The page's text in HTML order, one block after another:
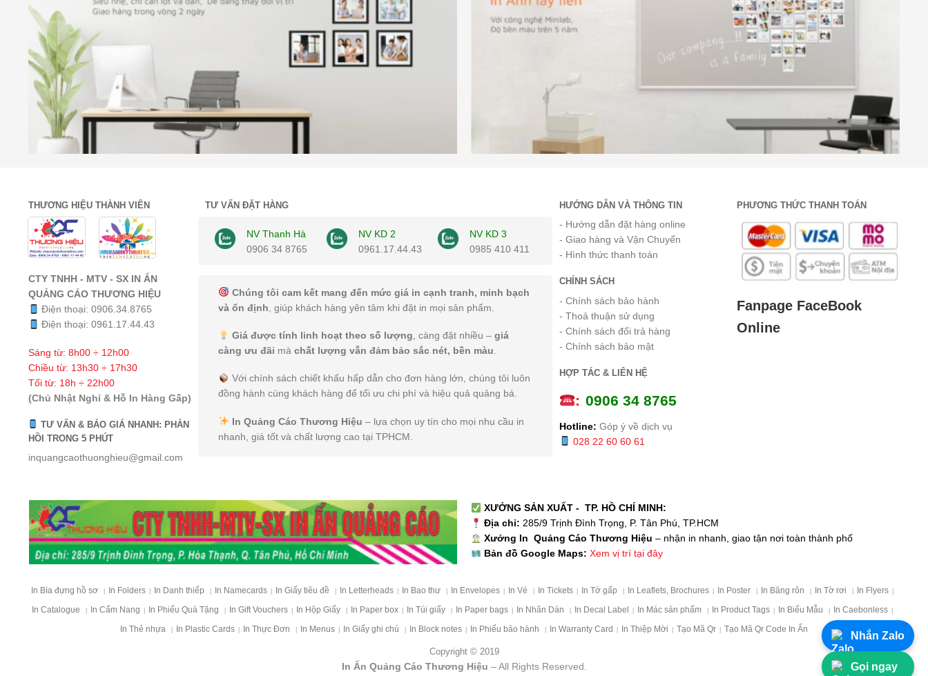
THƯƠNG HIỆU THÀNH VIÊN
CTY TNHH - MTV - SX IN ẤN
QUẢNG CÁO THƯƠNG HIỆU
Điện thoại:0906.34.8765
Điện thoại:0961.17.44.43
Sáng từ: 8h00 ÷ 12h00
Chiều từ: 13h30 ÷ 17h30
Tối từ: 18h ÷ 22h00
(Chủ Nhật Nghỉ & Hỗ In Hàng Gấp)
TƯ VẤN & BÁO GIÁ NHANH: PHẢN
HỒI TRONG 5 PHÚT
inquangcaothuonghieu@gmail.com
TƯ VẤN ĐẶT HÀNG
NV Thanh Hà
0906 34 8765
NV KD 2
0961.17.44.43
NV KD 3
0985 410 411
Chúng tôi cam kết mang đến mức giá in cạnh tranh, minh bạch
và ổn định , giúp khách hàng yên tâm khi đặt in mọi sản phẩm.
Giá được tính linh hoạt theo số lượng, càng đặt nhiều – giá
càng ưu đãi màchất lượng vẫn đảm bảo sắc nét, bền màu.
Với chính sách chiết khấu hấp dẫn cho đơn hàng lớn, chúng tôi luôn
đồng hành cùng khách hàng để tối ưu chi phí và hiệu quả quảng bá.
In Quảng Cáo Thương Hiệu – lựa chọn uy tín cho mọi nhu cầu in
nhanh, giá tốt và chất lượng cao tại TPHCM.
HƯỚNG DẪN VÀ THÔNG TIN
- Hướng dẫn đặt hàng online
- Giao hàng và Vận Chuyển
- Hình thức thanh toán
CHÍNH SÁCH
- Chính sách bảo hành
- Thoả thuận sử dụng
- Chính sách đổi trả hàng
- Chính sách bảo mật
HỢP TÁC & LIÊN HỆ
: 0906 34 8765
Hotline: Góp ý về dịch vụ
028 22 60 60 61
PHƯƠNG THỨC THANH TOÁN
Fanpage FaceBook
Online
XƯỞNG SẢN XUẤT - TP. HỒ CHÍ MINH:
Địa chỉ: 285/9 Trịnh Đình Trọng, P. Tân Phú, TP.HCM
Xưởng In Quảng Cáo Thương Hiệu – nhận in nhanh, giao tận nơi toàn thành phố
Bản đồ Google Maps: Xem vị trí tại đây
In Bìa đựng hồ sơ In Folders In Danh thiếp In Namecards In Giấy tiêu đề In Letterheads In Bao thư In Envelopes In Vé In Tickets In Tờ gấp In Leaflets, Brochures In Poster In Băng rôn In Tờ rơi In Flyers
In Catalogue In Cẩm Nang In Phiếu Quà Tặng In Gift Vouchers In Hộp Giấy In Paper box In Túi giấy In Paper bags In Nhãn Dán In Decal Label In Mác sản phẩm In Product Tags In Biểu Mẫu In Caebonless
In Thẻ nhựa In Plastic Cards In Thực Đơn In Menus In Giấy ghi chú In Block notes In Phiếu bảo hành In Warranty Card In Thiệp Mời Tạo Mã Qr Tạo Mã Qr Code In Ấn
Copyright © 2019
In Ấn Quảng Cáo Thương Hiệu – All Rights Reserved.
Nhắn Zalo
Gọi ngay